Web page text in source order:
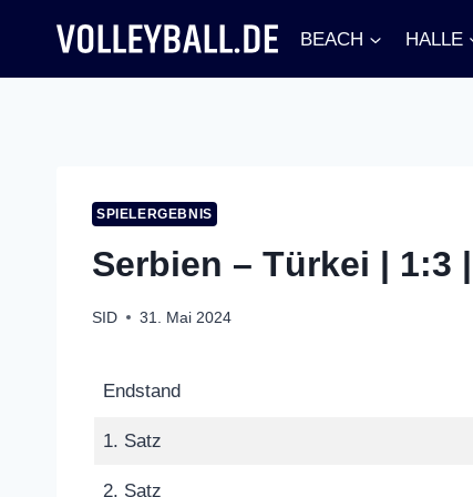
springen
BEACH HALLE
SPIELERGEBNIS
Serbien – Türkei | 1:3
SID 31. Mai 2024
Endstand
1. Satz
2. Satz